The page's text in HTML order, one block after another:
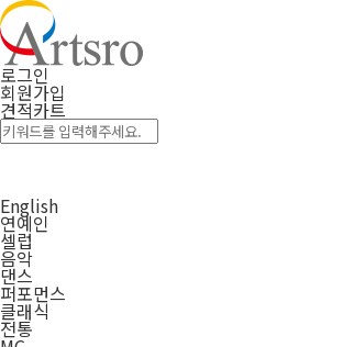
로그인
회원가입
견적카트
English
연예인
셀럽
음악
댄스
퍼포먼스
클래식
전통